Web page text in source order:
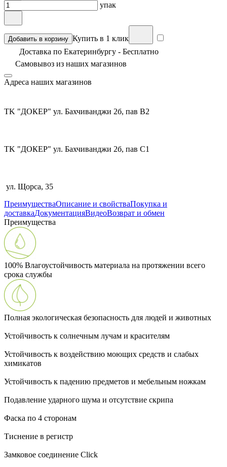
упак
Добавить в корзину Купить в 1 клик
Доставка по Екатеринбургу - Бесплатно
Самовывоз из наших магазинов
Адреса наших магазинов
TK "ДОКЕР" ул. Бахчиванджи 2б, пав В2
TK "ДОКЕР" ул. Бахчиванджи 2б, пав С1
ул. Щорса, 35
ПреимуществаОписание и свойстваПокупка и
доставкаДокументацияВидеоВозврат и обмен
Преимущества
100% Влагоустойчивость материала на протяжении всего
срока службы
Полная экологическая безопасность для людей и животных
Устойчивость к солнечным лучам и красителям
Устойчивость к воздействию моющих средств и слабых
химикатов
Устойчивость к падению предметов и мебельным ножкам
Подавление ударного шума и отсутствие скрипа
Фаска по 4 сторонам
Тиснение в регистр
Замковое соединение Click